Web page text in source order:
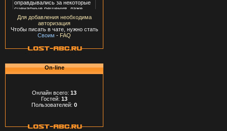
Для добавления необходима
авторизация
Чтобы писать в чате, нужно стать
Своим - FAQ
On-line
Онлайн всего: 13
Гостей: 13
Пользователей: 0